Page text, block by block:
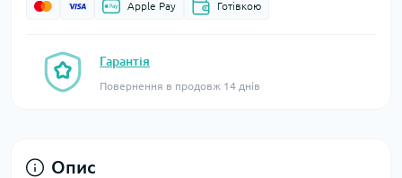
Apple Pay Готівкою
Гарантія
Повернення в продовж 14 днів
Опис